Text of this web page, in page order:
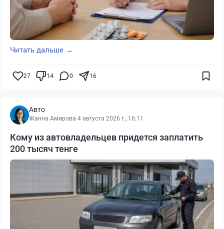
Читать дальше →
27 14 0 16
Авто
Жанна Амирова·4 августа 2026 г., 16:11
Кому из автовладельцев придется заплатить
200 тысяч тенге